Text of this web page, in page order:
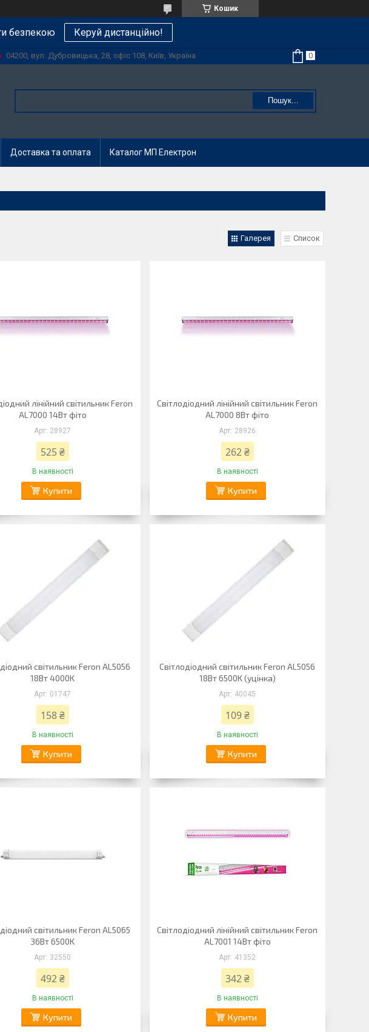
Кошик
безпекою Керуй дистанційно!
04200, вул. Дубровицька, 28, офіс 108, Київ, Україна
Пошук...
Доставка та оплата Каталог МП Електрон
Галерея Список
лінійний світильник Feron
AL7000 14Вт фіто
28927
525 ₴
В наявності
Купити
Світлодіодний лінійний світильник Feron
AL7000 8Вт фіто
28926
262 ₴
В наявності
Купити
світильник Feron AL5056
18Вт 4000K
01747
158 ₴
В наявності
Купити
Світлодіодний світильник Feron AL5056
18Вт 6500K (уцінка)
40045
109 ₴
В наявності
Купити
світильник Feron AL5065
36Вт 6500K
32550
492 ₴
В наявності
Купити
Світлодіодний лінійний світильник Feron
AL7001 14Вт фіто
41352
342 ₴
В наявності
Купити